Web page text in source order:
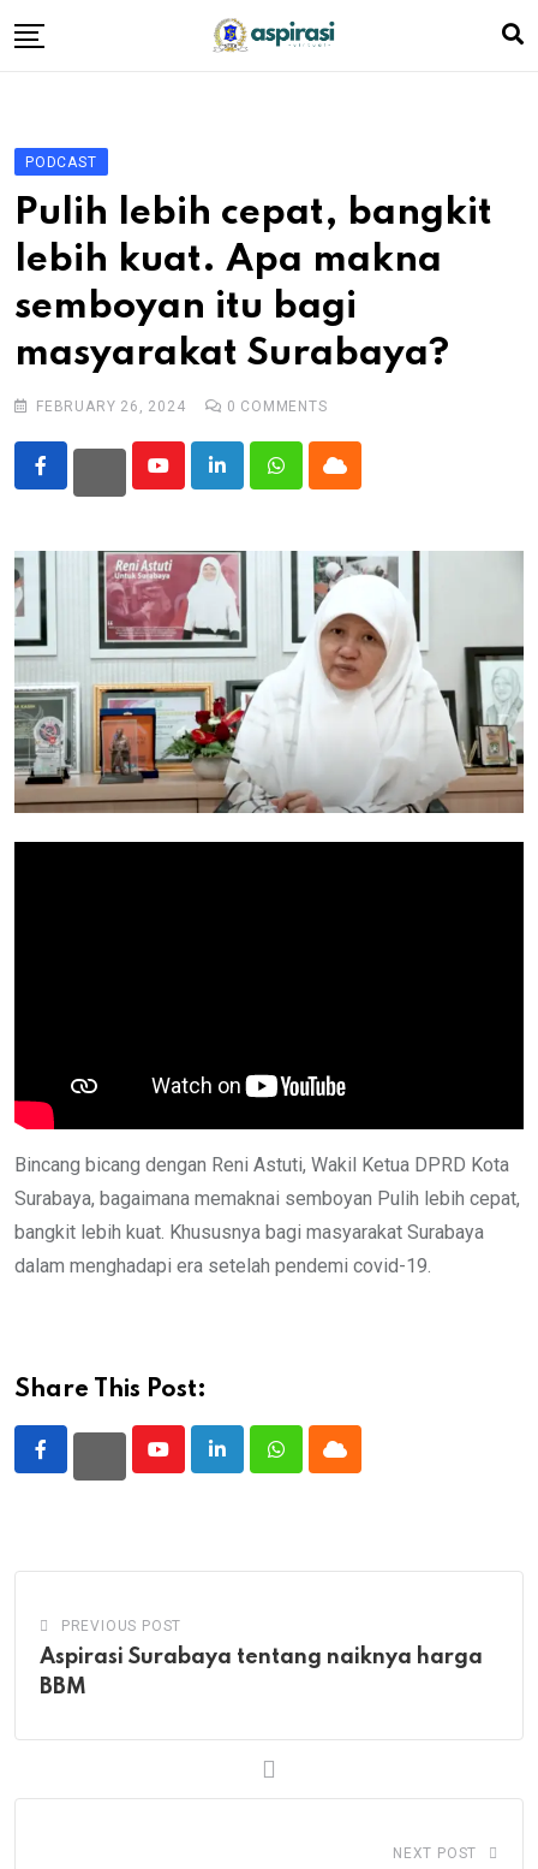
to
Berita
Komen Warga
Podcast
Tentang Kami
PODCAST
Pulih lebih cepat, bangkit
lebih kuat. Apa makna
semboyan itu bagi
masyarakat Surabaya?
FEBRUARY 26, 2024 0 COMMENTS
YoutubeLinkedInWhatsappCloud
Bincang bicang dengan Reni Astuti, Wakil Ketua DPRD Kota
Surabaya, bagaimana memaknai semboyan Pulih lebih cepat,
bangkit lebih kuat. Khususnya bagi masyarakat Surabaya
dalam menghadapi era setelah pendemi covid-19.
Share This Post:
YoutubeLinkedInWhatsappCloud
PREVIOUS POST
Aspirasi Surabaya tentang naiknya harga
BBM
NEXT POST